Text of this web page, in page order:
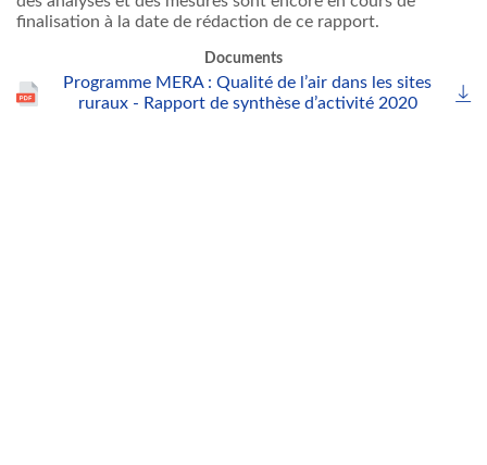
finalisation à la date de rédaction de ce rapport.
Documents
Programme MERA : Qualité de l’air dans les sites
ruraux - Rapport de synthèse d’activité 2020